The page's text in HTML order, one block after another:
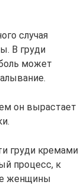
случая
В груди
может
он вырастает
груди кремами
процесс, к
женщины